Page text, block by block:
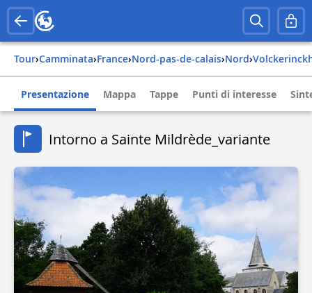
Tour› Camminata› france› nord-pas-de-calais› nord›
Presentazione Mappa Tappe Punti di interesse
Intorno a Sainte Mildrède_variante